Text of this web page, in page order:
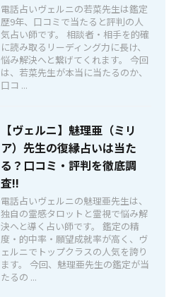
電話占いヴェルニの若菜先生は鑑定
歴9年、口コミで当たると評判の人
気占い師です。 相談者・相手を的確
に読み取るリーディング力に長け、
悩み解決へと繋げてくれます。 今回
は、若菜先生が本当に当たるのか、
口コ ...
【ヴェルニ】魅理亜（ミリ
ア）先生の復縁占いは当た
る？口コミ・評判を徹底調
査!!
電話占いヴェルニの魅理亜先生は、
独自の霊感タロットと霊視で悩み解
決へと導く占い師です。 鑑定の精
度・的中率・願望成就率が高く、ヴ
ェルニでトップクラスの人気を誇り
ます。 今回、魅理亜先生の鑑定が当
たるの ...